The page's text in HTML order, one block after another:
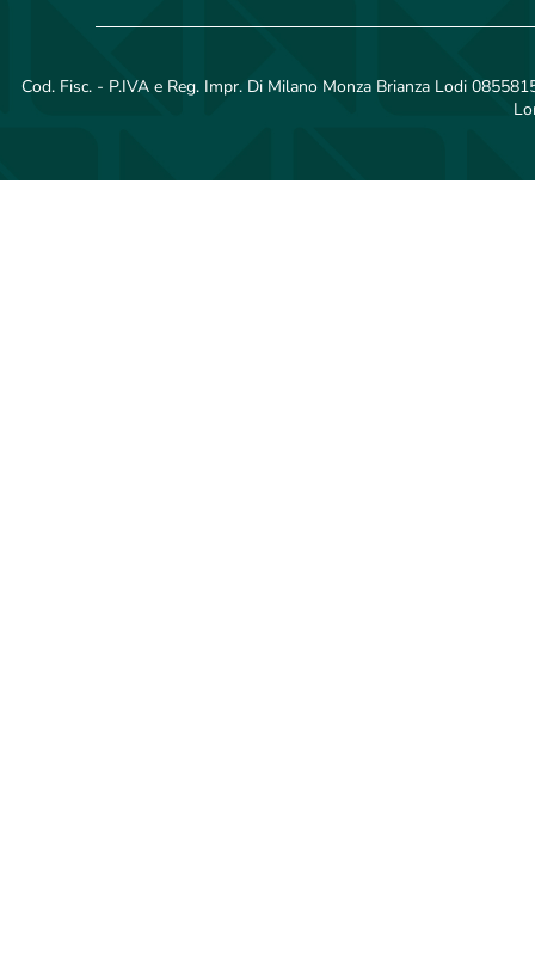
Cod. Fisc. - P.IVA e Reg. Impr. Di Milano Monza Brianza Lodi